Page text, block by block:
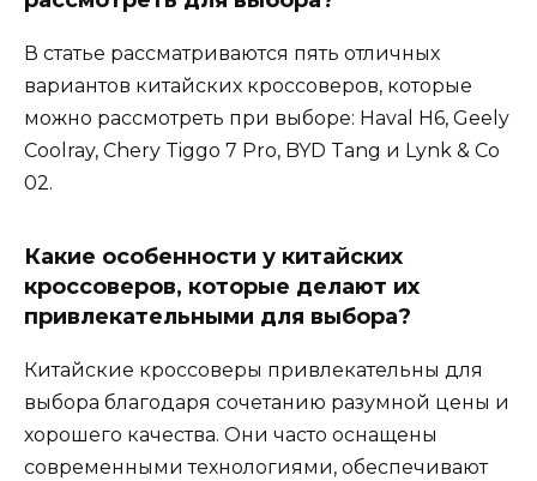
В статье рассматриваются пять отличных
вариантов китайских кроссоверов, которые
можно рассмотреть при выборе: Haval H6, Geely
Coolray, Chery Tiggo 7 Pro, BYD Tang и Lynk & Co
02.
Какие особенности у китайских
кроссоверов, которые делают их
привлекательными для выбора?
Китайские кроссоверы привлекательны для
выбора благодаря сочетанию разумной цены и
хорошего качества. Они часто оснащены
современными технологиями, обеспечивают